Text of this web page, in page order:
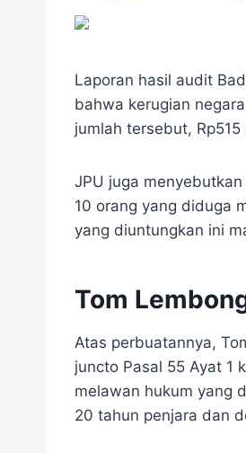
Laporan hasil audit
bahwa kerugian
jumlah tersebut,
JPU juga
10 orang yang diduga
yang diuntungkan ini
Tom
Atas perbuatannya,
juncto Pasal 55 Ayat 1
melawan hukum yang
20 tahun penjara dan